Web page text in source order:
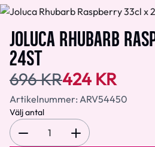
JOLUCA RHUBARB
24ST
696 KR424 KR
Artikelnummer: ARV54450
Välj antal
1